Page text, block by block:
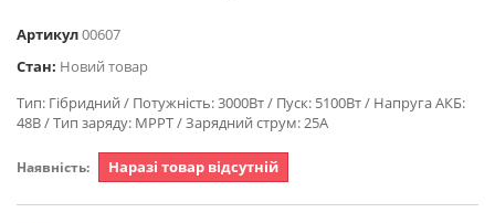
Артикул00607
Стан: Новий товар
Тип: Гібридний / Потужність: 3000Вт / Пуск: 5100Вт / Напруга АКБ:
48В / Тип заряду: MPPT / Зарядний струм: 25А
Наявність: Наразі товар відсутній